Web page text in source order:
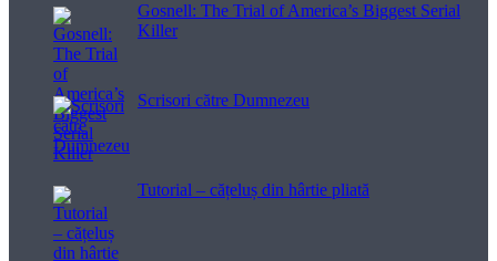
Gosnell: The Trial of America’s Biggest Serial
Killer
Scrisori către Dumnezeu
Tutorial – cățeluș din hârtie pliată